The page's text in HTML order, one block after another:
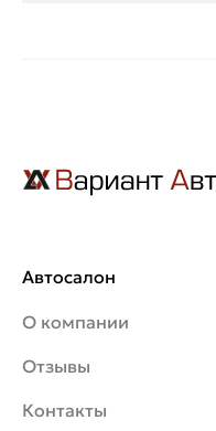
Автосалон
О компании
Отзывы
Контакты